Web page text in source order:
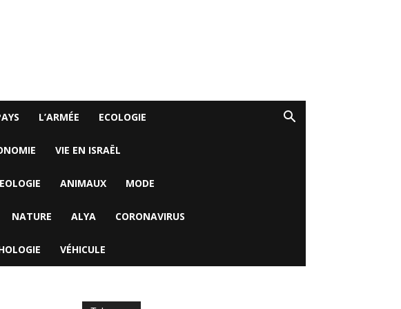
L’ARMÉE ECOLOGIE
VIE EN ISRAËL
ANIMAUX MODE
NATURE ALYA CORONAVIRUS
VÉHICULE